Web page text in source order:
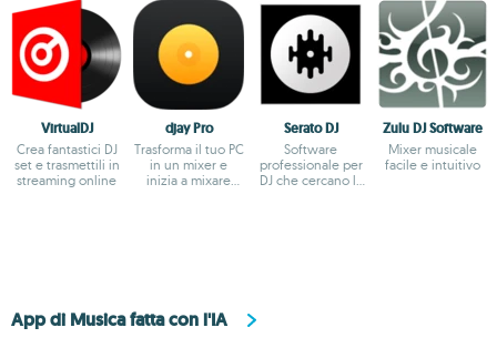
VirtualDJ
Crea fantastici DJ
set e trasmettili in
streaming online
djay Pro
Trasforma il tuo PC
in un mixer e
inizia a mixare
Serato DJ
Software
professionale per
DJ che cercano la
Zulu DJ Software
Mixer musicale
facile e intuitivo
App di Musica fatta con l'IA